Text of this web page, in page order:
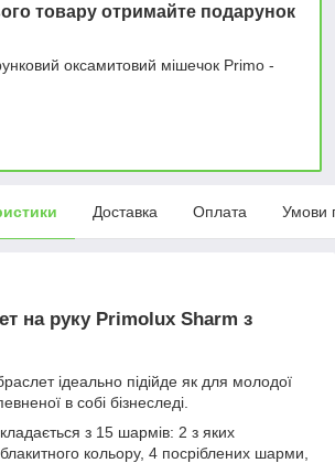
товару отримайте подарунок
оксамитовий мішечок Primo -
Доставка Оплата Умови
на руку Primolux Sharm з
ідеально підійде як для молодої
в собі бізнеследі.
з 15 шармів: 2 з яких
блакитного кольору, 4 посріблених шарми,